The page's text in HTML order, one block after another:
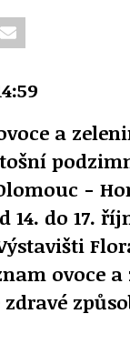
a
-
14. do 17.
ovoce